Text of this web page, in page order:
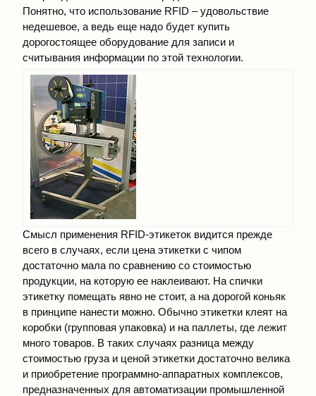
Понятно, что использование RFID – удовольствие
недешевое, а ведь еще надо будет купить
дорогостоящее оборудование для записи и
считывания информации по этой технологии.
Смысл применения RFID-этикеток видится прежде
всего в случаях, если цена этикетки с чипом
достаточно мала по сравнению со стоимостью
продукции, на которую ее наклеивают. На спички
этикетку помещать явно не стоит, а на дорогой коньяк
в принципе нанести можно. Обычно этикетки клеят на
коробки (групповая упаковка) и на паллеты, где лежит
много товаров. В таких случаях разница между
стоимостью груза и ценой этикетки достаточно велика
и приобретение программно-аппаратных комплексов,
предназначенных для автоматизации промышленной